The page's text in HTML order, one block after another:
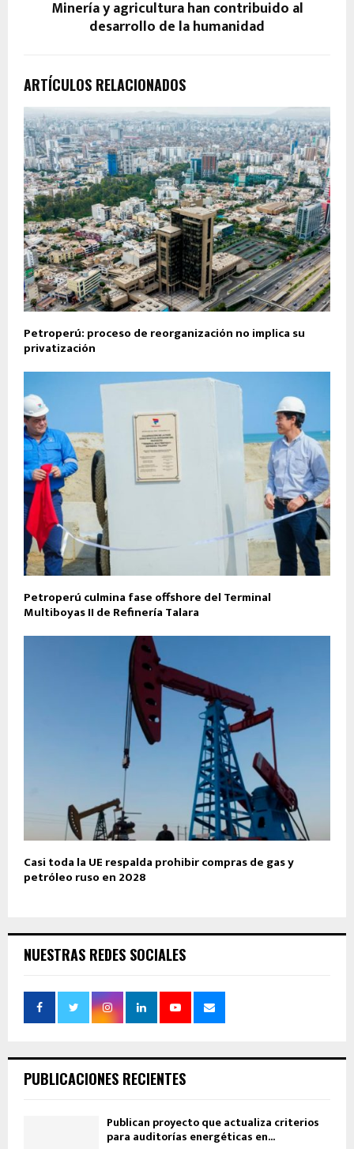
Minería y agricultura han contribuido al
desarrollo de la humanidad
ARTÍCULOS RELACIONADOS
Petroperú: proceso de reorganización no implica su
privatización
Petroperú culmina fase offshore del Terminal
Multiboyas II de Refinería Talara
Casi toda la UE respalda prohibir compras de gas y
petróleo ruso en 2028
NUESTRAS REDES SOCIALES
PUBLICACIONES RECIENTES
Publican proyecto que actualiza criterios
para auditorías energéticas en...